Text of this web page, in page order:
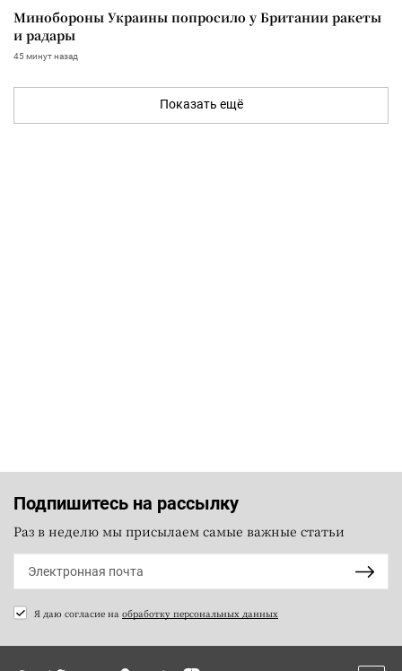
Минобороны Украины попросило у Британии ракеты
и радары
45 минут назад
Показать ещё
Подпишитесь на рассылку
Раз в неделю мы присылаем самые важные статьи
Я даю согласие на обработку персональных данных